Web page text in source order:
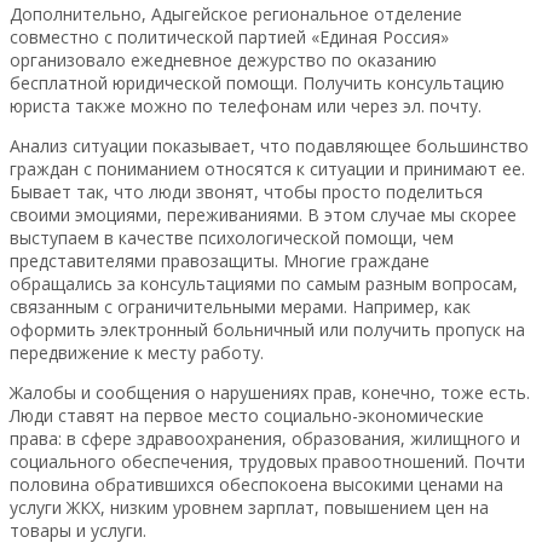
Дополнительно, Адыгейское региональное отделение
совместно с политической партией «Единая Россия»
организовало ежедневное дежурство по оказанию
бесплатной юридической помощи. Получить консультацию
юриста также можно по телефонам или через эл. почту.
Анализ ситуации показывает, что подавляющее большинство
граждан с пониманием относятся к ситуации и принимают ее.
Бывает так, что люди звонят, чтобы просто поделиться
своими эмоциями, переживаниями. В этом случае мы скорее
выступаем в качестве психологической помощи, чем
представителями правозащиты. Многие граждане
обращались за консультациями по самым разным вопросам,
связанным с ограничительными мерами. Например, как
оформить электронный больничный или получить пропуск на
передвижение к месту работу.
Жалобы и сообщения о нарушениях прав, конечно, тоже есть.
Люди ставят на первое место социально-экономические
права: в сфере здравоохранения, образования, жилищного и
социального обеспечения, трудовых правоотношений. Почти
половина обратившихся обеспокоена высокими ценами на
услуги ЖКХ, низким уровнем зарплат, повышением цен на
товары и услуги.